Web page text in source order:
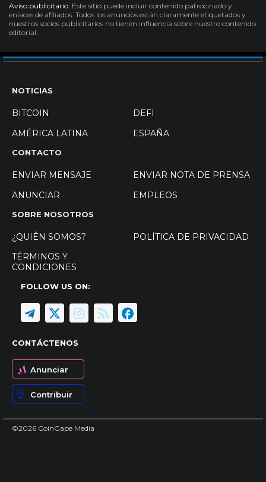
Aviso publicitario: Este sitio puede incluir contenido patrocinado y
enlaces de afiliados. Todos los anuncios están claramente etiquetados y
nuestros socios publicitarios no tienen influencia sobre nuestro contenido
editorial.
NOTICIAS
BITCOIN
DEFI
AMÉRICA LATINA
ESPAÑA
CONTACTO
ENVIAR MENSAJE
ENVIAR NOTA DE PRENSA
ANUNCIAR
EMPLEOS
SOBRE NOSOTROS
¿QUIÉN SOMOS?
POLÍTICA DE PRIVACIDAD
TÉRMINOS Y
CONDICIONES
FOLLOW US ON:
CONTÁCTENOS
Anunciar
Contribuir
©2026 CoinGape Media